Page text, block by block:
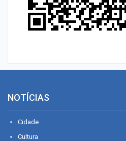
NOTÍCIAS
Cidade
Cultura